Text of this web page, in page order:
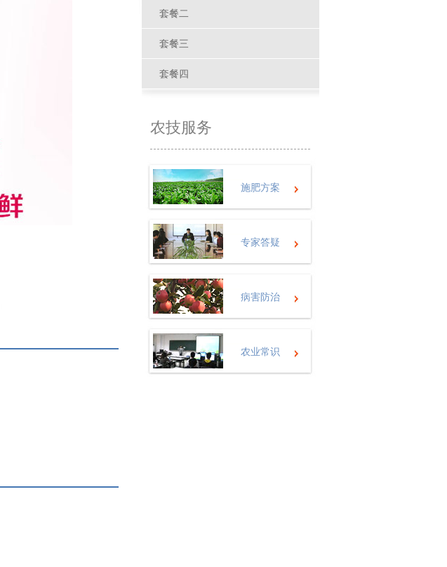
套餐二
套餐三
套餐四
农技服务
施肥方案
专家答疑
病害防治
农业常识